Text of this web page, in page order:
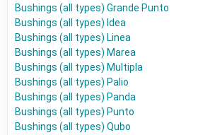
Bushings (all types) Grande Punto
Bushings (all types) Idea
Bushings (all types) Linea
Bushings (all types) Marea
Bushings (all types) Multipla
Bushings (all types) Palio
Bushings (all types) Panda
Bushings (all types) Punto
Bushings (all types) Qubo